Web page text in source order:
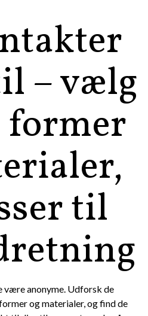
– vælg
til
anonyme. Udforsk de
og materialer, og find de